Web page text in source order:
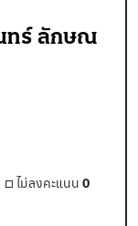
นทร์ ลักษณ
ไม่ลงคะแนน 0